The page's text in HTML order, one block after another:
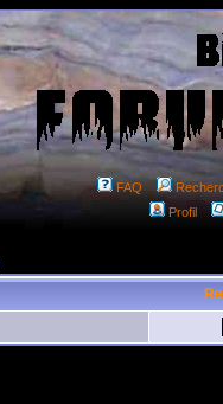
FAQ
Profil